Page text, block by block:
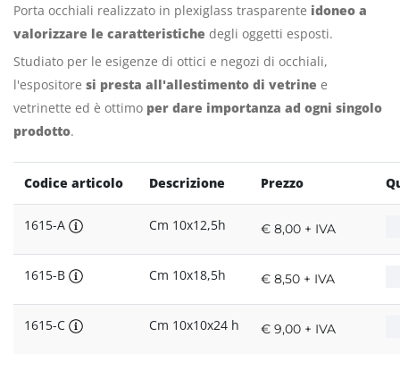
Porta occhiali realizzato in plexiglass trasparente idoneo a
valorizzare le caratteristiche degli oggetti esposti.
Studiato per le esigenze di ottici e negozi di occhiali,
l'espositore si presta all'allestimento di vetrine e
vetrinette ed è ottimo per dare importanza ad ogni singolo
prodotto.
Codice articolo Descrizione Prezzo
1615-A Cm 10x12,5h € 8,00 + IVA
1615-B Cm 10x18,5h € 8,50 + IVA
1615-C Cm 10x10x24 h € 9,00 + IVA